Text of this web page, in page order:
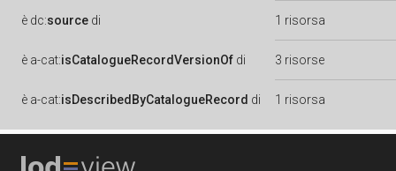
è dc:source di 1 risorsa
è a-cat:isCatalogueRecordVersionOf di 3 risorse
è a-cat:isDescribedByCatalogueRecord di 1 risorsa